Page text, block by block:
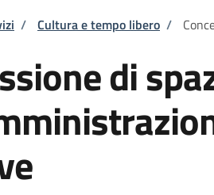
di pane
/ Cultura e tempo libero /
di